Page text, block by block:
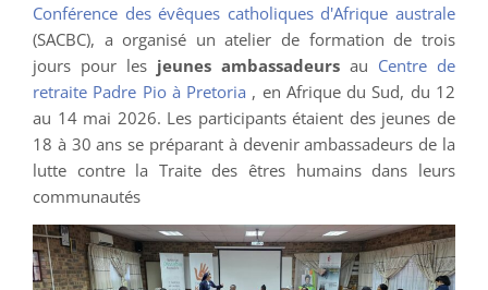
Conférence des évêques catholiques d'Afrique australe
(SACBC), a organisé un atelier de formation de trois
jours pour les jeunes ambassadeursau Centre de
retraite Padre Pio à Pretoria , en Afrique du Sud, du 12
au 14 mai 2026. Les participants étaient des jeunes de
18 à 30 ans se préparant à devenir ambassadeurs de la
lutte contre la Traite des êtres humains dans leurs
communautés